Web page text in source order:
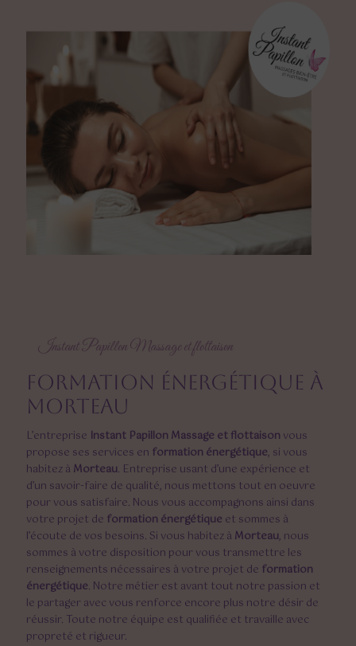
Instant Papillon Massage et flottaison
formation énergétique à
Morteau
L’entreprise Instant Papillon Massage et flottaison vous
propose ses services en formation énergétique, si vous
habitez à Morteau. Entreprise usant d’une expérience et
d’un savoir-faire de qualité, nous mettons tout en oeuvre
pour vous satisfaire. Nous vous accompagnons ainsi dans
votre projet de formation énergétique et sommes à
l’écoute de vos besoins. Si vous habitez à Morteau, nous
sommes à votre disposition pour vous transmettre les
renseignements nécessaires à votre projet de formation
énergétique. Notre métier est avant tout notre passion et
le partager avec vous renforce encore plus notre désir de
réussir. Toute notre équipe est qualifiée et travaille avec
propreté et rigueur.